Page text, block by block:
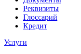
Реквизиты
Глоссарий
Кредит
Услуги